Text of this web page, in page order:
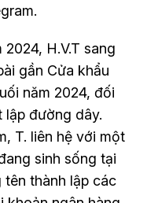
H.V.T sang
gần Cửa khẩu
năm 2024, đối
đường dây.
T. liên hệ với một
sinh sống tại
thành lập các